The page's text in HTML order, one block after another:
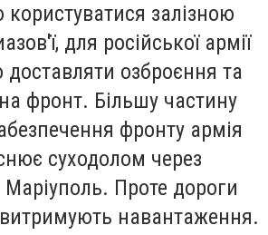
залізною
для російської армії
доставляти озброєння та
фронт. Більшу частину
фронту армія
суходолом через
Маріуполь. Проте дороги
навантаження.